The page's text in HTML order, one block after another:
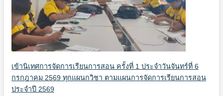
เข้านิเทศการจัดการเรียนการสอน ครั้งที่ 1 ประจำวันจันทร์ที่ 6
กรกฎาคม 2569 ทุกแผนกวิชา ตามแผนการจัดการเรียนการสอน
ประจำปี 2569